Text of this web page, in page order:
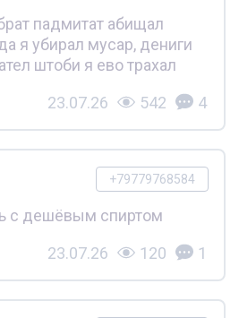
падмитат абищал
я убирал мусар, дениги
штоби я ево трахал
23.07.26 542 4
+79779768584
с дешёвым спиртом
23.07.26 120 1